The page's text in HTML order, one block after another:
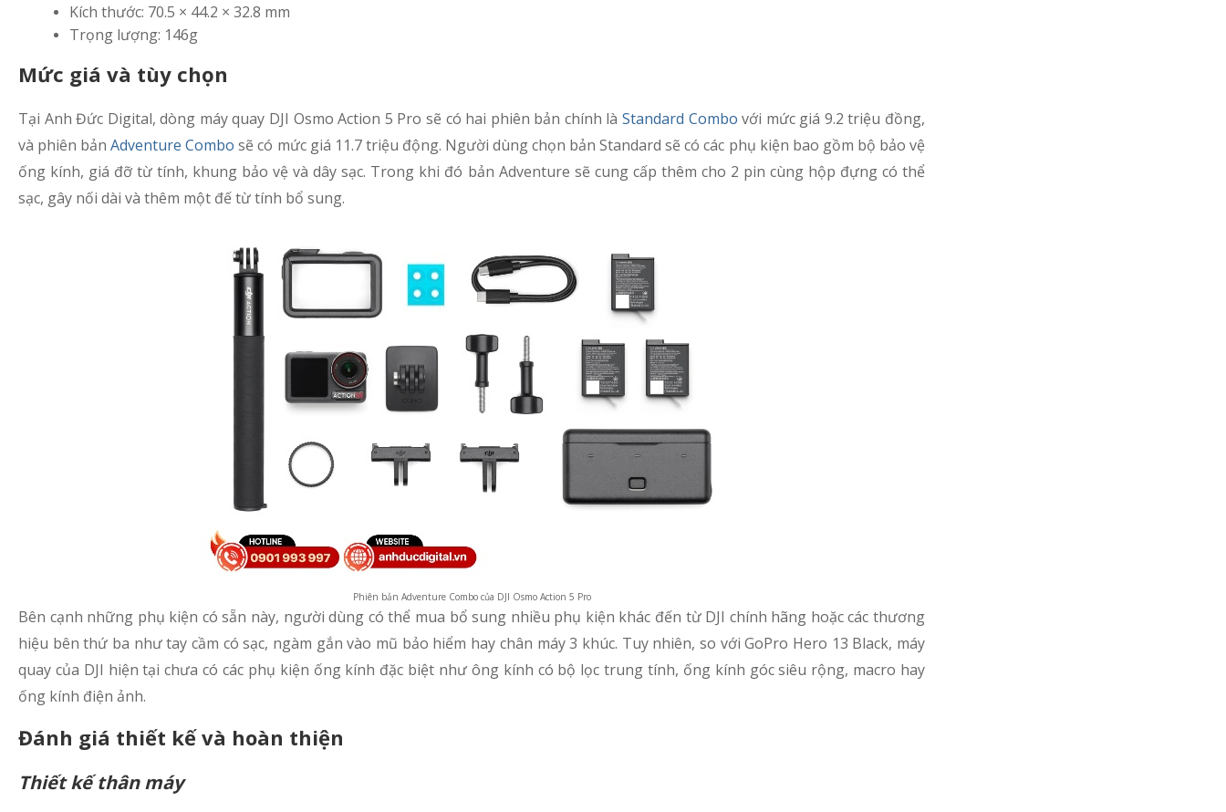
Kích thước: 70.5 × 44.2 × 32.8 mm
Trọng lượng: 146g
Mức giá và tùy chọn
Tại Anh Đức Digital, dòng máy quay DJI Osmo Action 5 Pro sẽ có hai phiên bản chính là Standard Combo với mức giá 9.2 triệu đồng,
và phiên bảnAdventure Combo sẽ có mức giá 11.7 triệu động. Người dùng chọn bản Standard sẽ có các phụ kiện bao gồm bộ bảo vệ
ống kính, giá đỡ từ tính, khung bảo vệ và dây sạc. Trong khi đó bản Adventure sẽ cung cấp thêm cho 2 pin cùng hộp đựng có thể
sạc, gây nối dài và thêm một đế từ tính bổ sung.
Phiên bản Adventure Combo của DJI Osmo Action 5 Pro
Bên cạnh những phụ kiện có sẵn này, người dùng có thể mua bổ sung nhiều phụ kiện khác đến từ DJI chính hãng hoặc các thương
hiệu bên thứ ba như tay cầm có sạc, ngàm gắn vào mũ bảo hiểm hay chân máy 3 khúc. Tuy nhiên, so với GoPro Hero 13 Black, máy
quay của DJI hiện tại chưa có các phụ kiện ống kính đặc biệt như ông kính có bộ lọc trung tính, ống kính góc siêu rộng, macro hay
ống kính điện ảnh.
Đánh giá thiết kế và hoàn thiện
Thiết kế thân máy